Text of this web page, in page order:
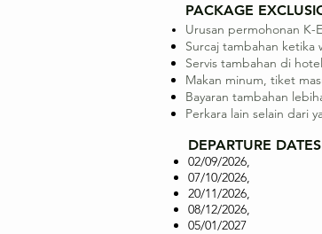
PACKAGE
Urusan permohonan K-
Surcaj tambahan ketika
Servis tambahan di
Makan minum, tiket
Bayaran tambahan
Perkara lain selain dari
DEPARTURE
02/09/2026,
07/10/2026,
20/11/2026,
08/12/2026,
05/01/2027